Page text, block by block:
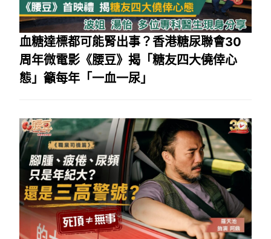
血糖達標都可能腎出事？香港糖尿聯會30
周年微電影《腰豆》揭「糖友四大僥倖心
態」籲每年「一血一尿」